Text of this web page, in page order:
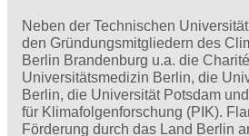
Neben der Technischen
den Gründungsmitgliedern des
Berlin Brandenburg u.a. die
Universitätsmedizin Berlin, die
Berlin, die Universität Potsdam
für Klimafolgenforschung (PIK).
Förderung durch das Land Berlin